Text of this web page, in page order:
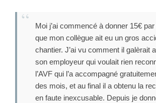
Moi j’ai commencé à donner 15€
que mon collègue ait eu un gros
chantier. J’ai vu comment il galèrait
son employeur qui voulait rien
l’AVF qui l’a accompagné
des mois, et au final il a obtenu la
en faute inexcusable. Depuis je